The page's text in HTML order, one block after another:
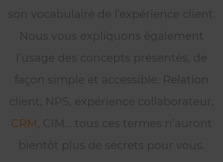
son vocabulaire de l’expérience client.
Nous vous expliquons également
l’usage des concepts présentés, de
façon simple et accessible. Relation
client, NPS, expérience collaborateur,
CRM, CIM… tous ces termes n’auront
bientôt plus de secrets pour vous.